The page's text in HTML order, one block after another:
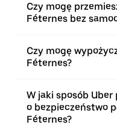
Czy mogę
Féternes bez
Czy mogę
Féternes?
W jaki sposób Uber
o bezpieczeństwo
Féternes?